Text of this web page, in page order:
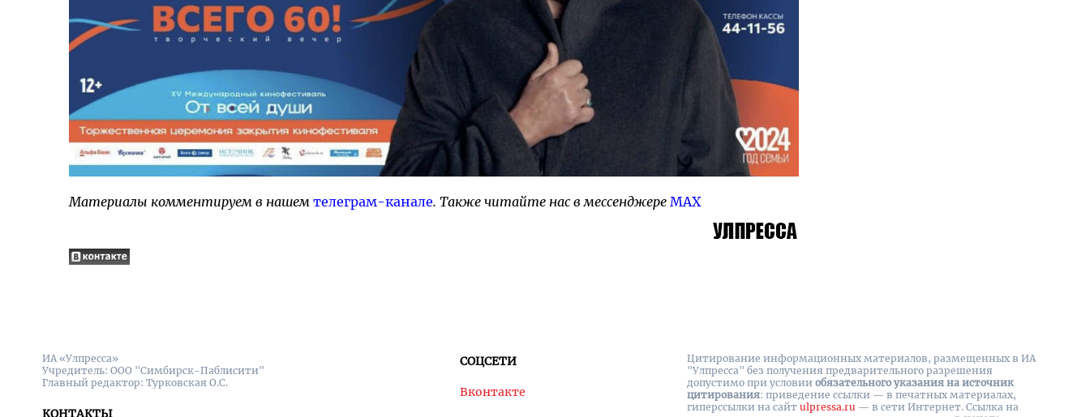
Материалы комментируем в нашем телеграм-канале. Также читайте нас в мессенджере MAX
ИА «Улпресса»
Учредитель: ООО "Симбирск-Паблисити"
Главный редактор: Турковская О.С.
КОНТАКТЫ
СОЦСЕТИ
Вконтакте
Цитирование информационных материалов, размещенных в ИА
"Улпресса" без получения предварительного разрешения
допустимо при условии обязательного указания на источник
цитирования: приведение ссылки — в печатных материалах,
гиперссылки на cайт ulpressa.ru — в сети Интернет. Ссылка на